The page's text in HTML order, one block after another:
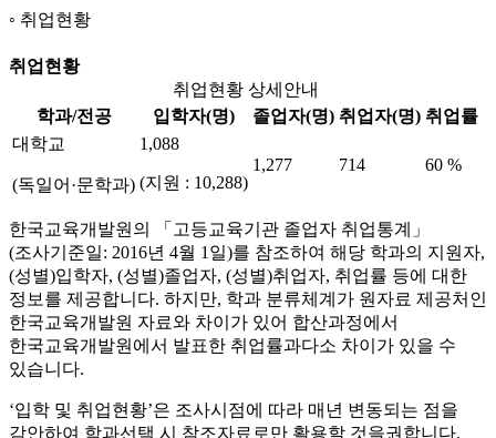
취업현황
취업현황
취업현황 상세안내
학과/전공
입학자(명) 졸업자(명) 취업자(명) 취업률
대학교
(독일어·문학과)
1,088
(지원 : 10,288)
1,277 714 60 %
한국교육개발원의 「고등교육기관 졸업자 취업통계」
(조사기준일: 2016년 4월 1일)를 참조하여 해당 학과의 지원자,
(성별)입학자, (성별)졸업자, (성별)취업자, 취업률 등에 대한
정보를 제공합니다. 하지만, 학과 분류체계가 원자료 제공처인
한국교육개발원 자료와 차이가 있어 합산과정에서
한국교육개발원에서 발표한 취업률과다소 차이가 있을 수
있습니다.
‘입학 및 취업현황’은 조사시점에 따라 매년 변동되는 점을
감안하여 학과선택 시 참조자료로만 활용할 것을권합니다.